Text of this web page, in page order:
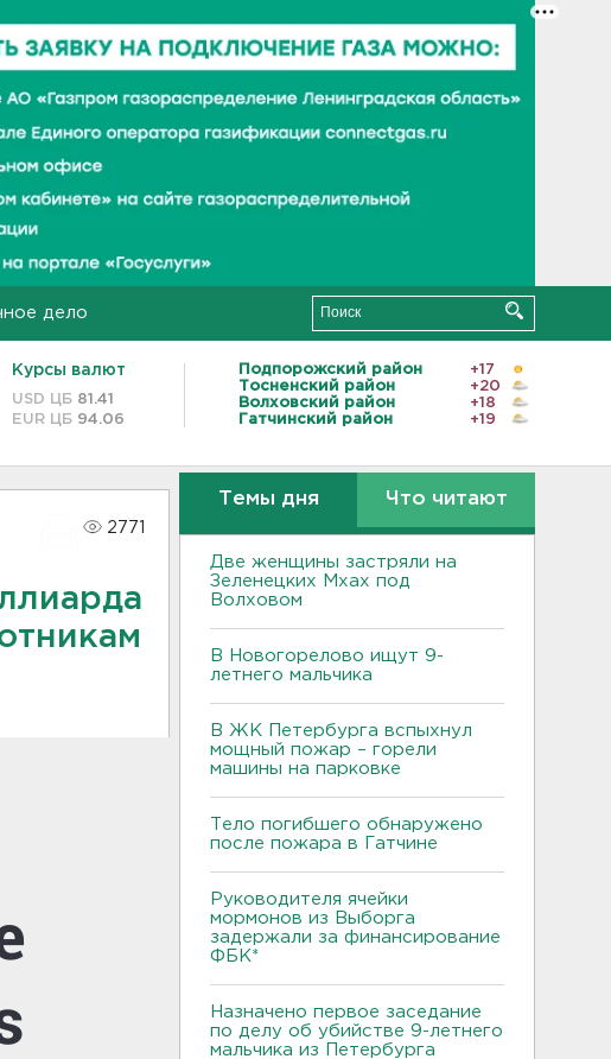
дело
Курсы валют
USD ЦБ 81.41
EUR ЦБ 94.06
Подпорожский район
+17
Тосненский район
+20
Волховский район
+18
Гатчинский район
+19
2771
Темы дня Что читают
Две женщины застряли на
Зеленецких Мхах под
Волховом
В Новогорелово ищут 9-
летнего мальчика
В ЖК Петербурга вспыхнул
мощный пожар – горели
машины на парковке
Тело погибшего обнаружено
после пожара в Гатчине
Руководителя ячейки
мормонов из Выборга
задержали за финансирование
ФБК*
Назначено первое заседание
по делу об убийстве 9-летнего
мальчика из Петербурга